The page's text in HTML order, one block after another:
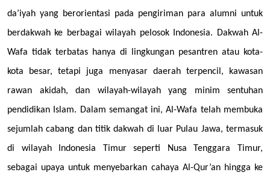
da’iyah yang berorientasi pada pengiriman para alumni untuk
berdakwah ke berbagai wilayah pelosok Indonesia. Dakwah Al-
Wafa tidak terbatas hanya di lingkungan pesantren atau kota-
kota besar, tetapi juga menyasar daerah terpencil, kawasan
rawan akidah, dan wilayah-wilayah yang minim sentuhan
pendidikan Islam. Dalam semangat ini, Al-Wafa telah membuka
sejumlah cabang dan titik dakwah di luar Pulau Jawa, termasuk
di wilayah Indonesia Timur seperti Nusa Tenggara Timur,
sebagai upaya untuk menyebarkan cahaya Al-Qur’an hingga ke